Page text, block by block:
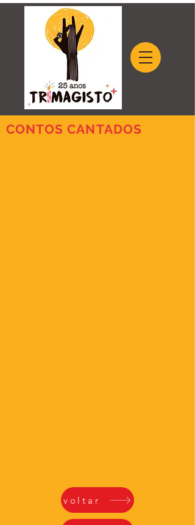
CONTOS CANTADOS
voltar